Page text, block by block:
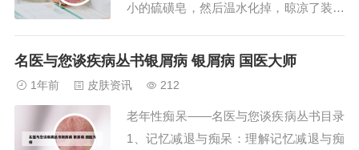
小的硫磺皂，然后温水化掉，晾凉了装进
时就可见效果，之后最好也用清水冲洗一
3个小时干了，红蜘蛛要么狂喝牛奶撑
死，...
名医与您谈疾病丛书银屑病 银屑病 国医大师
1年前 皮肤资讯 212
老年性痴呆——名医与您谈疾病丛书目录
1、记忆减退与痴呆：理解记忆减退与痴